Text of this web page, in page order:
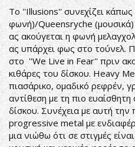
Το ''Illusions'' συνεχίζει
φωνή)/Queensryche (μουσικά)
ας ακούγεται η φωνή
ας υπάρχει φως στο τούνελ.
στο ''We Live in Fear'' πριν
κιθάρες του δίσκου. Heavy
πιασάρικο, ομαδικό ρεφρέν,
αντίθεση με τη πιο
δίσκου. Συνέχεια με αυτή την
progressive metal με
μια νιώθω ότι σε στιγμές